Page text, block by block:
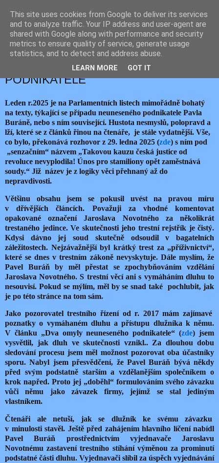
JEMELIK ZDENĚK
středa 29. ledna 2025
O DLUHU NEUNESENÉHO
PODNIKATELE
Leden r.2025 je na Parlamentních listech mimořádně bohatý
na texty, týkající se případu neuneseného podnikatele Pavla
Buráně, nebo s ním související. Hustota nesmyslů, polopravd a
lží, které se z článků řinou na čtenáře, je stále vydatnější. Vše,
co bylo, překonává rozhovor z 29. ledna 2025 (zde) s ním pod
„senzačním“ názvem „Takovou kauzu česká justice od
revoluce nevyplodila! Únos pro stamiliony opět zaměstnává
soudy.“ Již název je z logiky věci přehnaný až do
nepravdivosti.
Většinu obsahu jsem se pokusil uvést na pravou míru
v dřívějších článcích. Považuji za vhodné komentovat
opakované označení Jaroslava Novotného za několikrát
trestaného jedince. Ve skutečnosti jeho trestní rejstřík je čistý.
Kdysi dávno jej soud skutečně odsoudil v bagatelních
záležitostech. Nejzávažnější byl krátký trest za „příživnictví“,
které se dnes v trestním zákoně nevyskytuje. Dále myslím, že
Pavel Buráň by měl přestat se zpochybňováním vzdělání
Jaroslava Novotného. S trestní věcí ani s vymáháním dluhu to
nesouvisí. Pokud se mýlím, měl by se snad také pochlubit, jak
je po této stránce na tom sám.
Jako pozorovatel trestního řízení od r. 2017 mám zajímavé
poznatky o vymáhaném dluhu a přístupu dlužníka k němu.
V článku „Dva omyly neuneseného podnikatele“ (zde) jsem
vysvětlil, jak dluh ve skutečnosti vznikl.. Za dlouhou dobu
sledování procesu jsem měl možnost pozorovat oba účastníky
sporu. Nabyl jsem přesvědčení, že Pavel Buráň bývá někdy
před svým podstatně starším a vzdělanějším společníkem o
krok napřed. Proto jej „doběhl“ formulováním svého závazku
vůči němu jako závazek firmy, jejímž se stal jediným
vlastníkem.
Čtenáři ale netuší, jak se dlužník ke svému závazku
v minulosti stavěl. Ještě před zahájením hlavního líčení nabídl
Pavel Buráň prostřednictvím vyjednavače Jaroslavu
Novotnému zastavení trestního stíhání výměnou za prominutí
podstatné části dluhu. Vyjednavači slíbil za úspěch vyjednávání
This site uses cookies from Google to deliver its services
and to analyze traffic. Your IP address and user-agent are
shared with Google along with performance and security
metrics to ensure quality of service, generate usage
statistics, and to detect and address abuse.
LEARN MORE GOT IT